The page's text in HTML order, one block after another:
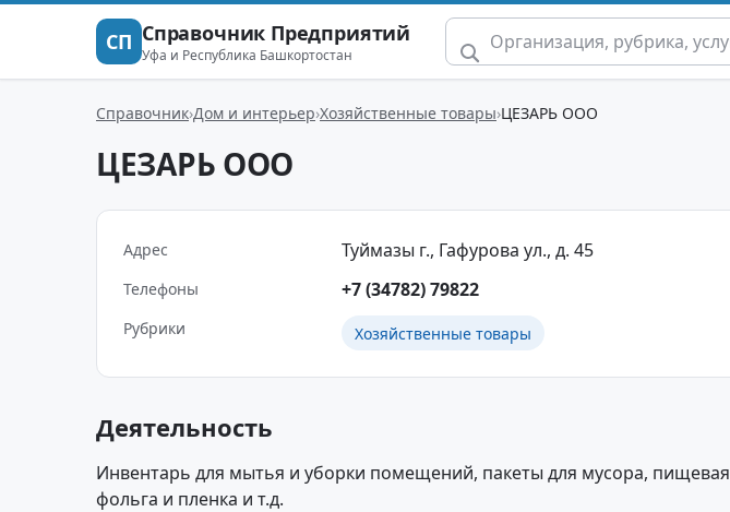
СП Справочник Предприятий
Уфа и Республика Башкортостан
Справочник Дом и интерьер Хозяйственные товары ЦЕЗАРЬ ООО
ЦЕЗАРЬ ООО
Адрес Туймазы г., Гафурова ул., д. 45
Телефоны +7 (34782) 79822
Рубрики Хозяйственные товары
Деятельность
Инвентарь для мытья и уборки помещений, пакеты для мусора, пищевая
фольга и пленка и т.д.